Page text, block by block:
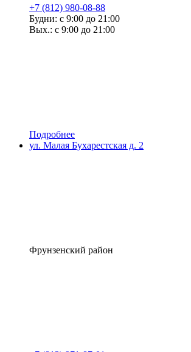
+7 (812) 980-08-88
Будни: с 9:00 до 21:00
Вых.: с 9:00 до 21:00
Подробнее
ул. Малая Бухарестская д. 2
Фрунзенский район